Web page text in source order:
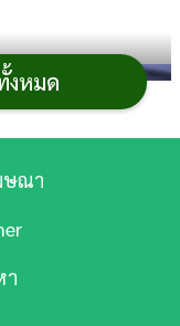
งหมด
ษณา
า